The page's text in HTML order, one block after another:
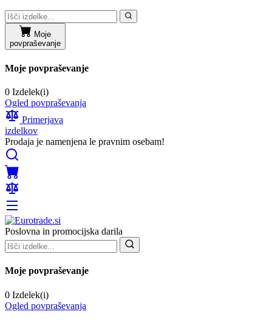
Moje
povpraševanje
Moje povpraševanje
0 Izdelek(i)
Ogled povpraševanja
Primerjava
izdelkov
Prodaja je namenjena le pravnim osebam!
Poslovna in promocijska darila
Moje povpraševanje
0 Izdelek(i)
Ogled povpraševanja